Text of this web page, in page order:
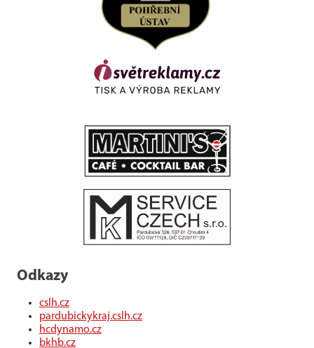
Odkazy
cslh.cz
pardubickykraj.cslh.cz
hcdynamo.cz
bkhb.cz